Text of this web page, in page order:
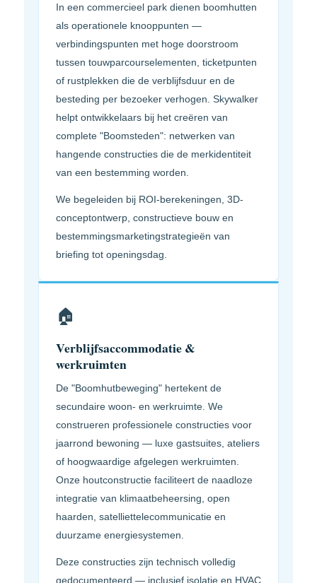
In een commercieel park dienen boomhutten
als operationele knooppunten —
verbindingspunten met hoge doorstroom
tussen touwparcourselementen, ticketpunten
of rustplekken die de verblijfsduur en de
besteding per bezoeker verhogen. Skywalker
helpt ontwikkelaars bij het creëren van
complete "Boomsteden": netwerken van
hangende constructies die de merkidentiteit
van een bestemming worden.
We begeleiden bij ROI-berekeningen, 3D-
conceptontwerp, constructieve bouw en
bestemmingsmarketingstrategieën van
briefing tot openingsdag.
🏠
Verblijfsaccommodatie &
werkruimten
De "Boomhutbeweging" hertekent de
secundaire woon- en werkruimte. We
construeren professionele constructies voor
jaarrond bewoning — luxe gastsuites, ateliers
of hoogwaardige afgelegen werkruimten.
Onze houtconstructie faciliteert de naadloze
integratie van klimaatbeheersing, open
haarden, satelliettelecommunicatie en
duurzame energiesystemen.
Deze constructies zijn technisch volledig
gedocumenteerd — inclusief isolatie en HVAC